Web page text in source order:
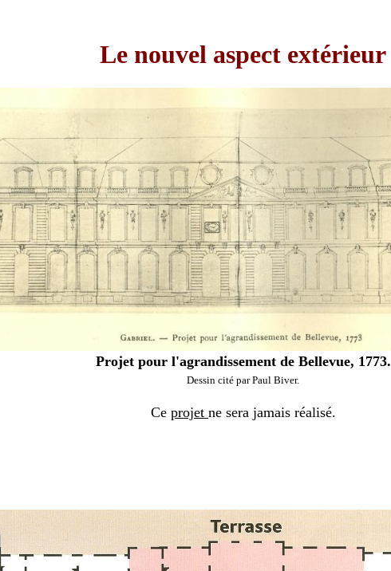
Le nouvel aspect extérieur
Projet pour l'agrandissement de Bellevue, 1773.
Dessin cité par Paul Biver.
Ce projet ne sera jamais réalisé.